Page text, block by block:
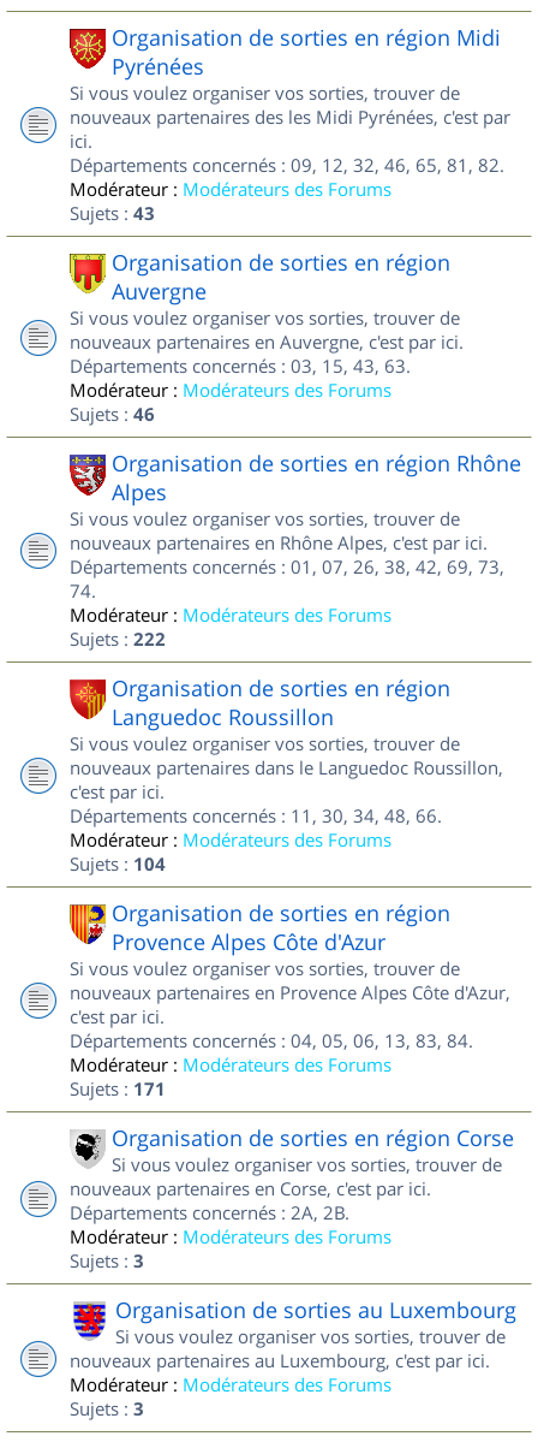
Organisation de sorties en région Midi
Pyrénées
Si vous voulez organiser vos sorties, trouver de
nouveaux partenaires des les Midi Pyrénées, c'est par
ici.
Départements concernés : 09, 12, 32, 46, 65, 81, 82.
Modérateur : Modérateurs des Forums
Sujets : 43
Organisation de sorties en région
Auvergne
Si vous voulez organiser vos sorties, trouver de
nouveaux partenaires en Auvergne, c'est par ici.
Départements concernés : 03, 15, 43, 63.
Modérateur : Modérateurs des Forums
Sujets : 46
Organisation de sorties en région Rhône
Alpes
Si vous voulez organiser vos sorties, trouver de
nouveaux partenaires en Rhône Alpes, c'est par ici.
Départements concernés : 01, 07, 26, 38, 42, 69, 73,
74.
Modérateur : Modérateurs des Forums
Sujets : 222
Organisation de sorties en région
Languedoc Roussillon
Si vous voulez organiser vos sorties, trouver de
nouveaux partenaires dans le Languedoc Roussillon,
c'est par ici.
Départements concernés : 11, 30, 34, 48, 66.
Modérateur : Modérateurs des Forums
Sujets : 104
Organisation de sorties en région
Provence Alpes Côte d'Azur
Si vous voulez organiser vos sorties, trouver de
nouveaux partenaires en Provence Alpes Côte d'Azur,
c'est par ici.
Départements concernés : 04, 05, 06, 13, 83, 84.
Modérateur : Modérateurs des Forums
Sujets : 171
Organisation de sorties en région Corse
Si vous voulez organiser vos sorties, trouver de
nouveaux partenaires en Corse, c'est par ici.
Départements concernés : 2A, 2B.
Modérateur : Modérateurs des Forums
Sujets : 3
Organisation de sorties au Luxembourg
Si vous voulez organiser vos sorties, trouver de
nouveaux partenaires au Luxembourg, c'est par ici.
Modérateur : Modérateurs des Forums
Sujets : 3